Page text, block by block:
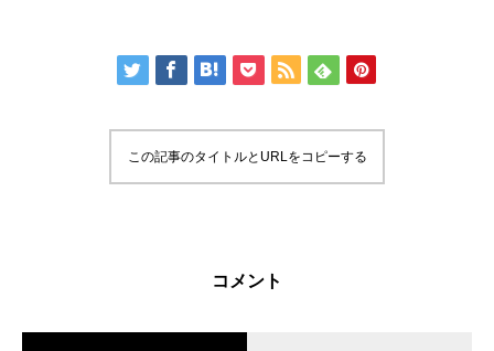
この記事のタイトルとURLをコピーする
コメント